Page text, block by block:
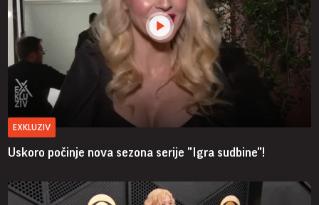
EXKLUZIV
Uskoro počinje nova sezona serije "Igra sudbine"!